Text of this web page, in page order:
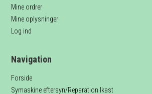
Mine ordrer
Mine oplysninger
Log ind
Navigation
Forside
Symaskine eftersyn/Reparation Ikast